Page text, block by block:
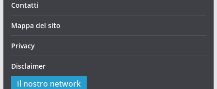
Contatti
Mappa del sito
Privacy
Disclaimer
Il nostro network